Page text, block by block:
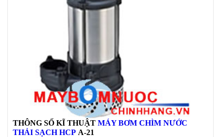
THÔNG SỐ KĨ THUẬT MÁY BƠM CHÌM NƯỚC
THẢI SẠCH HCP A-21